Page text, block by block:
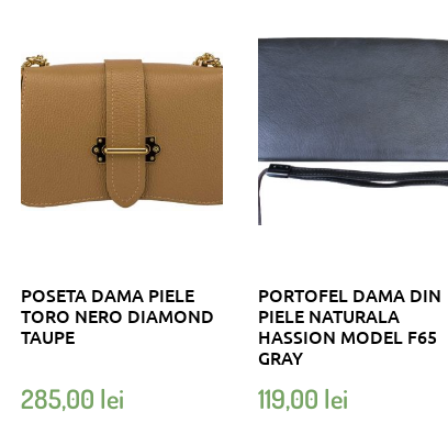
POSETA DAMA PIELE
TORO NERO DIAMOND
TAUPE
285,00 lei
PORTOFEL DAMA DIN
PIELE NATURALA
HASSION MODEL F65
GRAY
119,00 lei